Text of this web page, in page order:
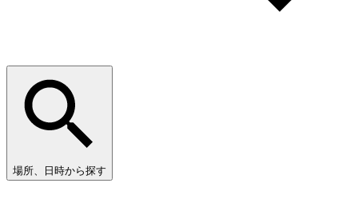
場所、日時から探す